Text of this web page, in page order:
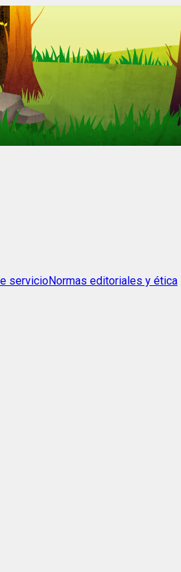
servicioNormas editoriales y ética